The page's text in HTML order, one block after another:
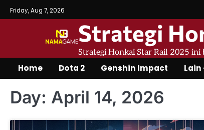
Skip
to
Friday, Aug 7, 2026
Strategi
Strategi Honkai Star Rail 2025 ini
Home Dota 2 Genshin Impact Lain
Day: April 14, 2026